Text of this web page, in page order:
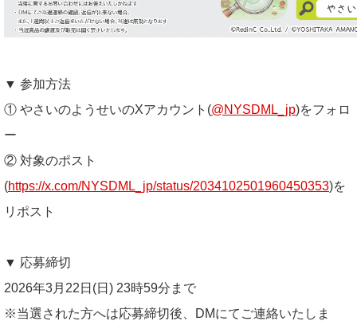
▼ 参加方法
① やさいのようせいのXアカウント(@NYSDML_jp)をフォロ
ー
② 対象のポスト
(https://x.com/NYSDML_jp/status/2034102501960450353)を
リポスト
▼ 応募締切
2026年3月22日(日) 23時59分まで
※当選された方へは応募締切後、DMにてご連絡いたしま